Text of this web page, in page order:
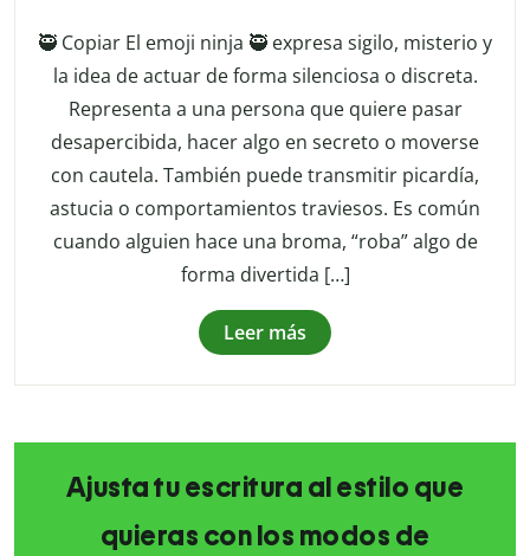
🥷 Copiar El emoji ninja 🥷 expresa sigilo, misterio y
la idea de actuar de forma silenciosa o discreta.
Representa a una persona que quiere pasar
desapercibida, hacer algo en secreto o moverse
con cautela. También puede transmitir picardía,
astucia o comportamientos traviesos. Es común
cuando alguien hace una broma, “roba” algo de
forma divertida […]
Leer más
Ajusta tu escritura al estilo que
quieras con los modos de